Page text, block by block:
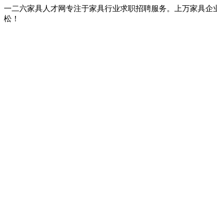
一二六家具人才网专注于家具行业求职招聘服务。上万家具
松！